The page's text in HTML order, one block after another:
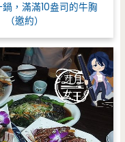
，滿滿10盎司的牛胸
邀約）